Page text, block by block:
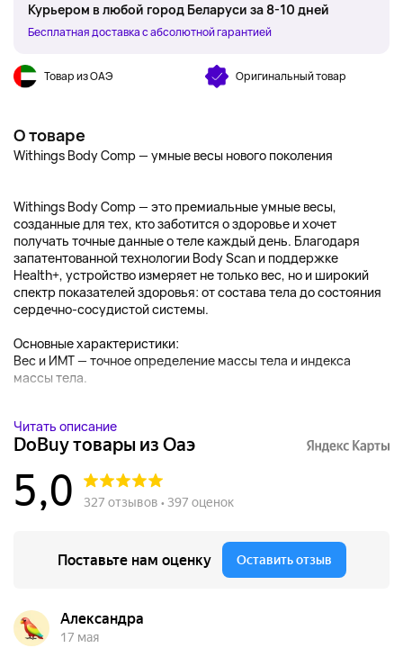
Курьером в любой город Беларуси за 8-10 дней
Бесплатная доставка с абсолютной гарантией
Товар из ОАЭ Оригинальный товар
О товаре
Withings Body Comp — умные весы нового поколения
Withings Body Comp — это премиальные умные весы,
созданные для тех, кто заботится о здоровье и хочет
получать точные данные о теле каждый день. Благодаря
запатентованной технологии Body Scan и поддержке
Health+, устройство измеряет не только вес, но и широкий
спектр показателей здоровья: от состава тела до состояния
сердечно-сосудистой системы.
Основные характеристики:
Вес и ИМТ — точное определение массы тела и индекса
массы тела.
Читать описание